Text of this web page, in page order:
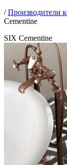
/Производители
Cementine
SIX Cementine